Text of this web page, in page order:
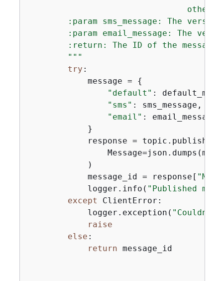
:param sms_message: The
:param email_message: The
        :return: The ID of the message.
        """
try :
            message =
{
"default" :
"sms" : sms_message,
"email" : email_message,
            }
            response = topic.publish(
            )
            message_id = response[
            logger.info(
"Published
except ClientError:
            logger.exception(
"Couldn't
raise
else :
return message_id